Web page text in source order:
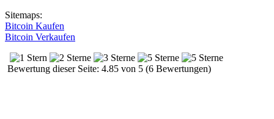
Sitemaps:
Bitcoin Kaufen
Bitcoin Verkaufen
Bewertung dieser Seite: 4.85 von 5 (6 Bewertungen)